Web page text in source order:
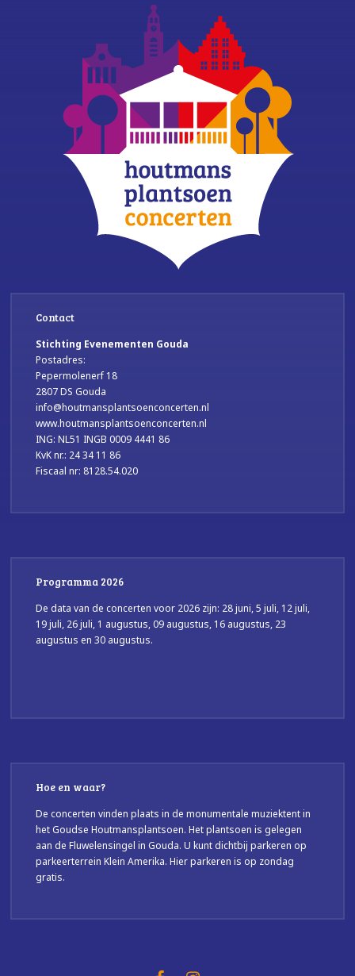
Contact
Stichting Evenementen Gouda
Postadres:
Pepermolenerf 18
2807 DS Gouda
info@houtmansplantsoenconcerten.nl
www.houtmansplantsoenconcerten.nl
ING: NL51 INGB 0009 4441 86
KvK nr.: 24 34 11 86
Fiscaal nr: 8128.54.020
Programma 2026
De data van de concerten voor 2026 zijn: 28 juni, 5 juli, 12 juli,
19 juli, 26 juli, 1 augustus, 09 augustus, 16 augustus, 23
augustus en 30 augustus.
Hoe en waar?
De concerten vinden plaats in de monumentale muziektent in
het Goudse Houtmansplantsoen. Het plantsoen is gelegen
aan de Fluwelensingel in Gouda. U kunt dichtbij parkeren op
parkeerterrein Klein Amerika. Hier parkeren is op zondag
gratis.